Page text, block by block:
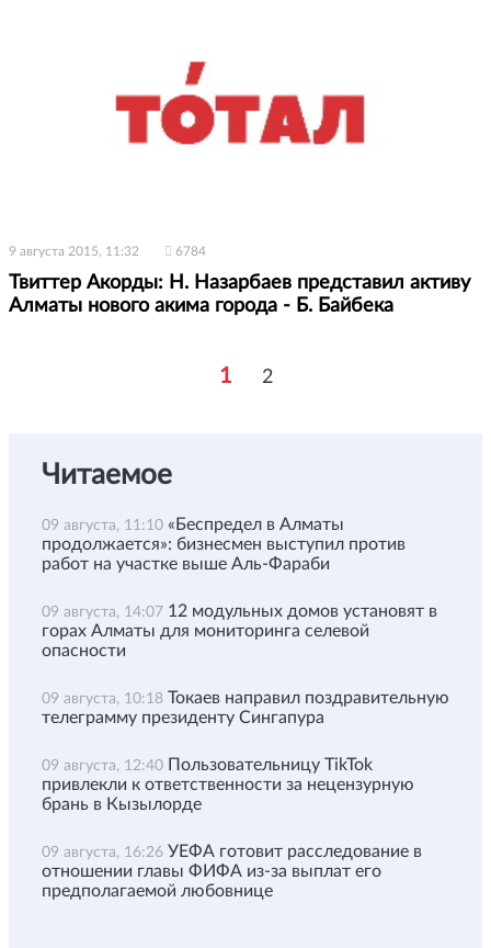
9 августа 2015, 11:32 6784
Твиттер Акорды: Н. Назарбаев представил активу
Алматы нового акима города - Б. Байбека
1 2
Читаемое
09 августа, 11:10 «Беспредел в Алматы
продолжается»: бизнесмен выступил против
работ на участке выше Аль-Фараби
09 августа, 14:07 12 модульных домов установят в
горах Алматы для мониторинга селевой
опасности
09 августа, 10:18 Токаев направил поздравительную
телеграмму президенту Сингапура
09 августа, 12:40 Пользовательницу TikTok
привлекли к ответственности за нецензурную
брань в Кызылорде
09 августа, 16:26 УЕФА готовит расследование в
отношении главы ФИФА из-за выплат его
предполагаемой любовнице